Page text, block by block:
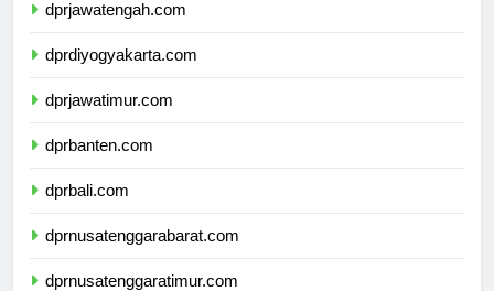
dprjawatengah.com
dprdiyogyakarta.com
dprjawatimur.com
dprbanten.com
dprbali.com
dprnusatenggarabarat.com
dprnusatenggaratimur.com